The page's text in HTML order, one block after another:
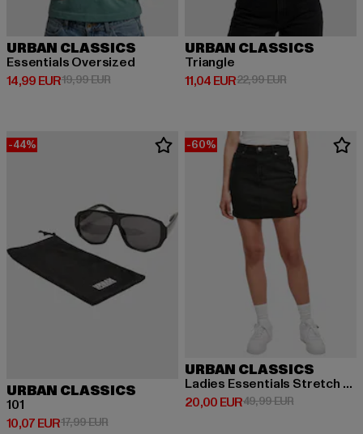
URBAN CLASSICS
Essentials Oversized
14,99 EUR
Derzeitiger Preis: 14,99 EUR
19,99 EURAktionspreis: 19,99 EUR
URBAN CLASSICS
Triangle
11,04 EUR
Derzeitiger Preis: 11,04 EUR
22,99 EURAktionspreis:
-44%
URBAN CLASSICS
101
10,07 EUR
Derzeitiger Preis: 10,07 EUR
17,99 EURAktionspreis: 17,99 EUR
-60%
URBAN CLASSICS
Ladies Essentials Stretch Denim Mini
20,00 EUR
Derzeitiger Preis: 20,00 EUR
49,99 EURAktionspreis: